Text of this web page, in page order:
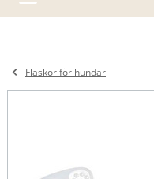
Flaskor för hundar